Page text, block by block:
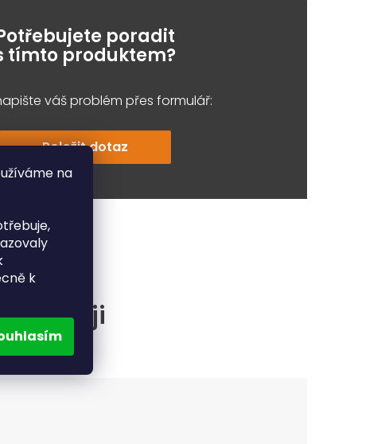
na
k
poradit
tímto produktem?
váš problém přes formulář:
Položit dotaz